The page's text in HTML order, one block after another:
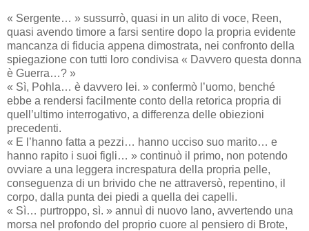
« Sergente… » sussurrò, quasi in un alito di voce, Reen,
quasi avendo timore a farsi sentire dopo la propria evidente
mancanza di fiducia appena dimostrata, nei confronto della
spiegazione con tutti loro condivisa « Davvero questa donna
è Guerra…? »
« Sì, Pohla… è davvero lei. » confermò l’uomo, benché
ebbe a rendersi facilmente conto della retorica propria di
quell’ultimo interrogativo, a differenza delle obiezioni
precedenti.
« E l’hanno fatta a pezzi… hanno ucciso suo marito… e
hanno rapito i suoi figli… » continuò il primo, non potendo
ovviare a una leggera increspatura della propria pelle,
conseguenza di un brivido che ne attraversò, repentino, il
corpo, dalla punta dei piedi a quella dei capelli.
« Sì… purtroppo, sì. » annuì di nuovo Iano, avvertendo una
morsa nel profondo del proprio cuore al pensiero di Brote,